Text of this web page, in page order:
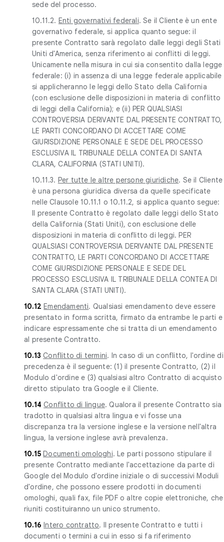
sede del processo.
10.11.2. Enti governativi federali. Se il Cliente è un ente
governativo federale, si applica quanto segue: il
presente Contratto sarà regolato dalle leggi degli Stati
Uniti d'America, senza riferimento ai conflitti di leggi.
Unicamente nella misura in cui sia consentito dalla legge
federale: (i) in assenza di una legge federale applicabile
si applicheranno le leggi dello Stato della California
(con esclusione delle disposizioni in materia di conflitto
di leggi della California); e (ii) PER QUALSIASI
CONTROVERSIA DERIVANTE DAL PRESENTE CONTRATTO,
LE PARTI CONCORDANO DI ACCETTARE COME
GIURISDIZIONE PERSONALE E SEDE DEL PROCESSO
ESCLUSIVA IL TRIBUNALE DELLA CONTEA DI SANTA
CLARA, CALIFORNIA (STATI UNITI).
10.11.3. Per tutte le altre persone giuridiche. Se il Cliente
è una persona giuridica diversa da quelle specificate
nelle Clausole 10.11.1 o 10.11.2, si applica quanto segue:
Il presente Contratto è regolato dalle leggi dello Stato
della California (Stati Uniti), con esclusione delle
disposizioni in materia di conflitto di leggi. PER
QUALSIASI CONTROVERSIA DERIVANTE DAL PRESENTE
CONTRATTO, LE PARTI CONCORDANO DI ACCETTARE
COME GIURISDIZIONE PERSONALE E SEDE DEL
PROCESSO ESCLUSIVA IL TRIBUNALE DELLA CONTEA DI
SANTA CLARA (STATI UNITI).
10.12Emendamenti. Qualsiasi emendamento deve essere
presentato in forma scritta, firmato da entrambe le parti e
indicare espressamente che si tratta di un emendamento
al presente Contratto.
10.13Conflitto di termini. In caso di un conflitto, l'ordine di
precedenza è il seguente: (1) il presente Contratto, (2) il
Modulo d'ordine e (3) qualsiasi altro Contratto di acquisto
diretto stipulato tra Google e il Cliente.
10.14Conflitto di lingue. Qualora il presente Contratto sia
tradotto in qualsiasi altra lingua e vi fosse una
discrepanza tra la versione inglese e la versione nell'altra
lingua, la versione inglese avrà prevalenza.
10.15Documenti omologhi. Le parti possono stipulare il
presente Contratto mediante l'accettazione da parte di
Google del Modulo d'ordine iniziale o di successivi Moduli
d'ordine, che possono essere prodotti in documenti
omologhi, quali fax, file PDF o altre copie elettroniche, che
riuniti costituiranno un unico strumento.
10.16Intero contratto. Il presente Contratto e tutti i
documenti o termini a cui in esso si fa riferimento